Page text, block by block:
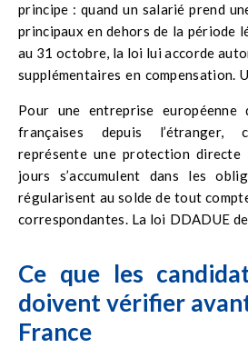
principe : quand un salarié prend
principaux en dehors de la période
au 31 octobre, la loi lui accorde
supplémentaires en compensation.
plus. Un outil dédié au jour
commeFactorialcalcule ces droits
que les conditions légales sont
Pour une entreprise européenne
françaises depuis l’étranger,
représente une protection directe
jours s’accumulent dans les
régularisent au solde de tout
correspondantes. La loi DDADUE
congés payés pendant les arrêts
accumulent désormais des droits
d’arrêt pour maladie
Une modification que beaucoup
Ce que les
doivent vérifier
France